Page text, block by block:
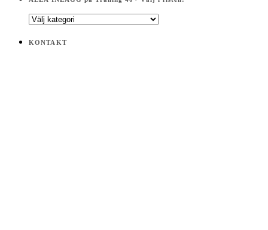
ALLA
på
KONTAKT